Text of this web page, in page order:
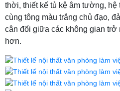
thời, thiết kế tủ kệ âm tường, hệ
cùng tông màu trắng chủ đạo,
cân đối giữa các không gian
hơn.